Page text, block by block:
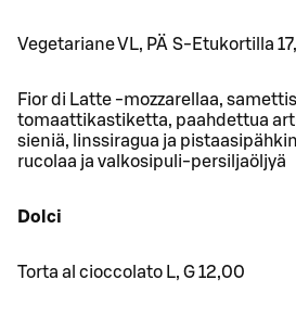
Vegetariane VL, PÄ S-Etukortilla
Fior di Latte -mozzarellaa,
tomaattikastiketta, paahdettua
sieniä, linssiragua ja
rucolaa ja valkosipuli-persiljaöljyä
Dolci
Torta al cioccolato L, G 12,00